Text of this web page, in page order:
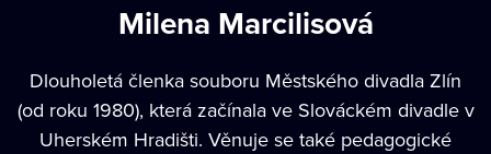
Milena Marcilisová
Dlouholetá členka souboru Městského divadla Zlín
(od roku 1980), která začínala ve Slováckém divadle v
Uherském Hradišti. Věnuje se také pedagogické